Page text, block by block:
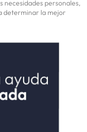
necesidades personales,
determinar la mejor